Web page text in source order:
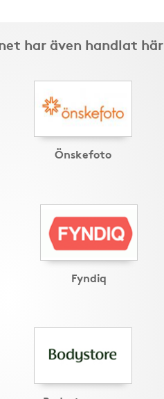
har även handlat här
Önskefoto
Fyndiq